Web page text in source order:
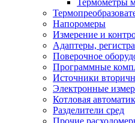
Напоромеры
Измерение и
Адаптеры,
Поверочное
Программные
Источники
Электронные
Котловая
Разделители сред
Прочие